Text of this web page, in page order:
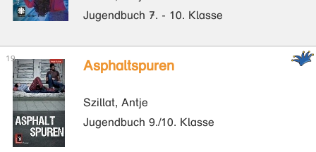
Jugendbuch 7. - 10. Klasse
Asphaltspuren
Szillat, Antje
Jugendbuch 9./10. Klasse